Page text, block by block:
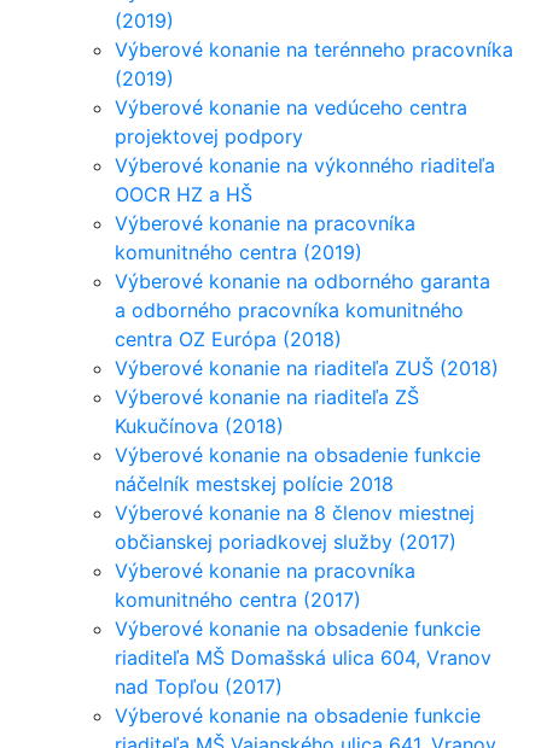
(2019)
Výberové konanie na terénneho pracovníka
(2019)
Výberové konanie na vedúceho centra
projektovej podpory
Výberové konanie na výkonného riaditeľa
OOCR HZ a HŠ
Výberové konanie na pracovníka
komunitného centra (2019)
Výberové konanie na odborného garanta
a odborného pracovníka komunitného
centra OZ Európa (2018)
Výberové konanie na riaditeľa ZUŠ (2018)
Výberové konanie na riaditeľa ZŠ
Kukučínova (2018)
Výberové konanie na obsadenie funkcie
náčelník mestskej polície 2018
Výberové konanie na 8 členov miestnej
občianskej poriadkovej služby (2017)
Výberové konanie na pracovníka
komunitného centra (2017)
Výberové konanie na obsadenie funkcie
riaditeľa MŠ Domašská ulica 604, Vranov
nad Topľou (2017)
Výberové konanie na obsadenie funkcie